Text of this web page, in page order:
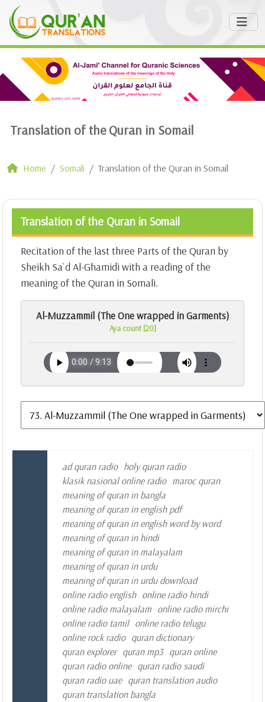
Translation of the Quran in Somail
Home Somali Translation of the Quran in Somail
Translation of the Quran in Somail
Recitation of the last three Parts of the Quran by
Sheikh Sa`d Al-Ghamidi with a reading of the
meaning of the Quran in Somali.
Al-Muzzammil (The One wrapped in Garments)
Aya count [20]
ad quran radio holy quran radio
klasik nasional online radio maroc quran
meaning of quran in bangla
meaning of quran in english pdf
meaning of quran in english word by word
meaning of quran in hindi
meaning of quran in malayalam
meaning of quran in urdu
meaning of quran in urdu download
online radio english online radio hindi
online radio malayalam online radio mirchi
online radio tamil online radio telugu
online rock radio quran dictionary
quran explorer quran mp3 quran online
quran radio online quran radio saudi
quran radio uae quran translation audio
quran translation bangla